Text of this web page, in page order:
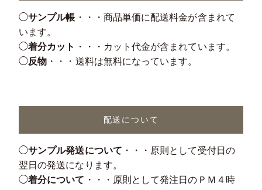
◯サンプル帳 ・・・商品単価に配送料金が含まれて
います。
◯着分カット
・・・カット代金が含まれています。
◯反物 ・・・送料は無料になっています。
配送について
◯サンプル発送について ・・・原則として受付日の
翌日の発送になります。
◯着分について ・・・原則として発注日のＰＭ４時